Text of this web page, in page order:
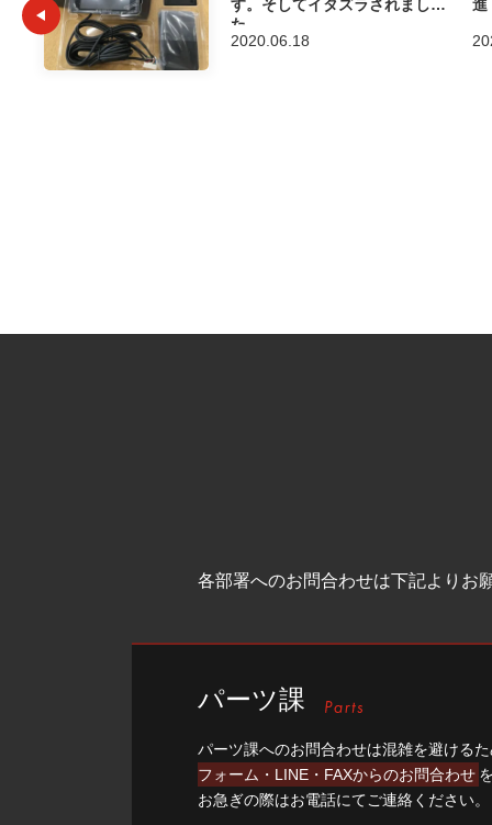
す。そしてイタズラされまし
た。
2020.06.18
進
各部署へのお問合わせは下記よりお
パーツ課
パーツ課へのお問合わせは混雑を避ける
フォーム・LINE・FAXからのお問合わせ
お急ぎの際はお電話にてご連絡ください。